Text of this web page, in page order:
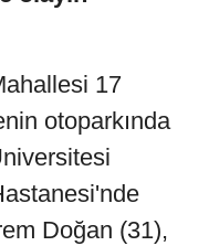
17
otoparkında
Doğan (31),